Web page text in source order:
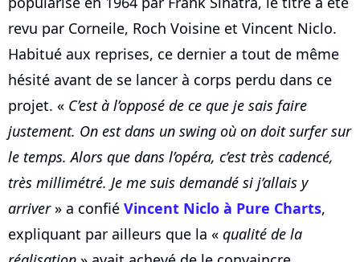
revu par Corneile, Roch Voisine et Vincent Niclo.
Habitué aux reprises, ce dernier a tout de même
hésité avant de se lancer à corps perdu dans ce
projet. « C’est à l’opposé de ce que je sais faire
justement. On est dans un swing où on doit surfer sur
le temps. Alors que dans l’opéra, c’est très cadencé,
très millimétré. Je me suis demandé si j’allais y
arriver» a confié Vincent Niclo à Pure Charts,
expliquant par ailleurs que la « qualité de la